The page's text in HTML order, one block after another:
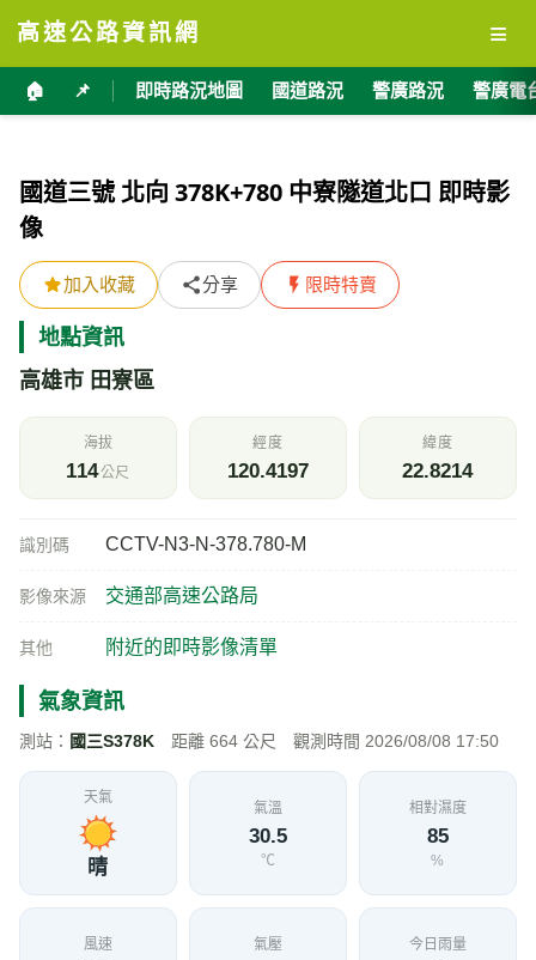
高速公路資訊網 ≡
🏠 📌 即時路況地圖 國道路況 警廣路況 警廣電
國道三號 北向 378K+780 中寮隧道北口 即時影
像
加入收藏 分享 限時特賣
地點資訊
高雄市 田寮區
海拔
114公尺
經度
120.4197
緯度
22.8214
識別碼 CCTV-N3-N-378.780-M
影像來源 交通部高速公路局
其他 附近的即時影像清單
氣象資訊
測站： 國三S378K 距離 664 公尺 觀測時間 2026/08/08 17:50
天氣
晴
氣溫
30.5
℃
相對濕度
85
%
風速 氣壓 今日雨量